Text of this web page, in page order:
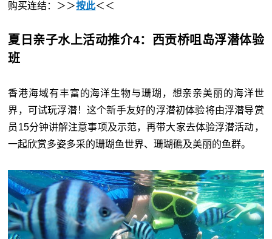
购买连结：＞＞按此＜＜
夏 日亲子水上活动推介4：西贡桥咀岛浮潜体验
班
香港海域有丰富的海洋生物与珊瑚，想亲亲美丽的海洋世
界，可试玩浮潜！这个新手友好的浮潜初体验将由浮潜导赏
员15分钟讲解注意事项及示范，再带大家去体验浮潜活动，
一起欣赏多姿多采的珊瑚鱼世界、珊瑚礁及美丽的鱼群。